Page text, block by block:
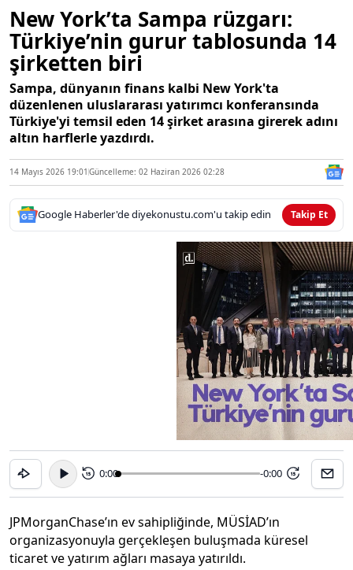
New York’ta Sampa rüzgarı:
Türkiye’nin gurur tablosunda 14
şirketten biri
Sampa, dünyanın finans kalbi New York'ta
düzenlenen uluslararası yatırımcı konferansında
Türkiye'yi temsil eden 14 şirket arasına girerek adını
altın harflerle yazdırdı.
14 Mayıs 2026 19:01 Güncelleme: 02 Haziran 2026 02:28
Google Haberler'de diyekonustu.com'u takip edin Takip Et
15 0:00 -0:00 15
JPMorganChase’ın ev sahipliğinde, MÜSİAD’ın
organizasyonuyla gerçekleşen buluşmada küresel
ticaret ve yatırım ağları masaya yatırıldı.